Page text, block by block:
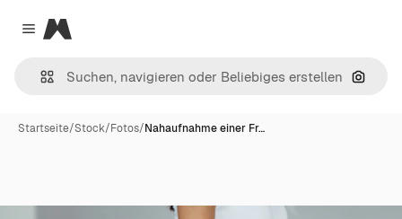
Close menu
Magnific
Nach
Startseite/Stock/Fotos/Nahaufnahme einer Fr…